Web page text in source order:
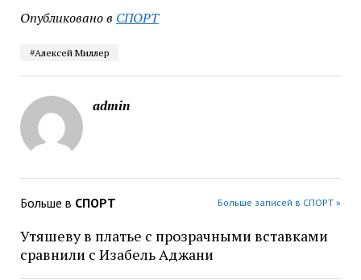
Опубликовано в СПОРТ
#Алексей Миллер
admin
Больше в СПОРТ Больше записей в СПОРТ »
Утяшеву в платье с прозрачными вставками
сравнили с Изабель Аджани